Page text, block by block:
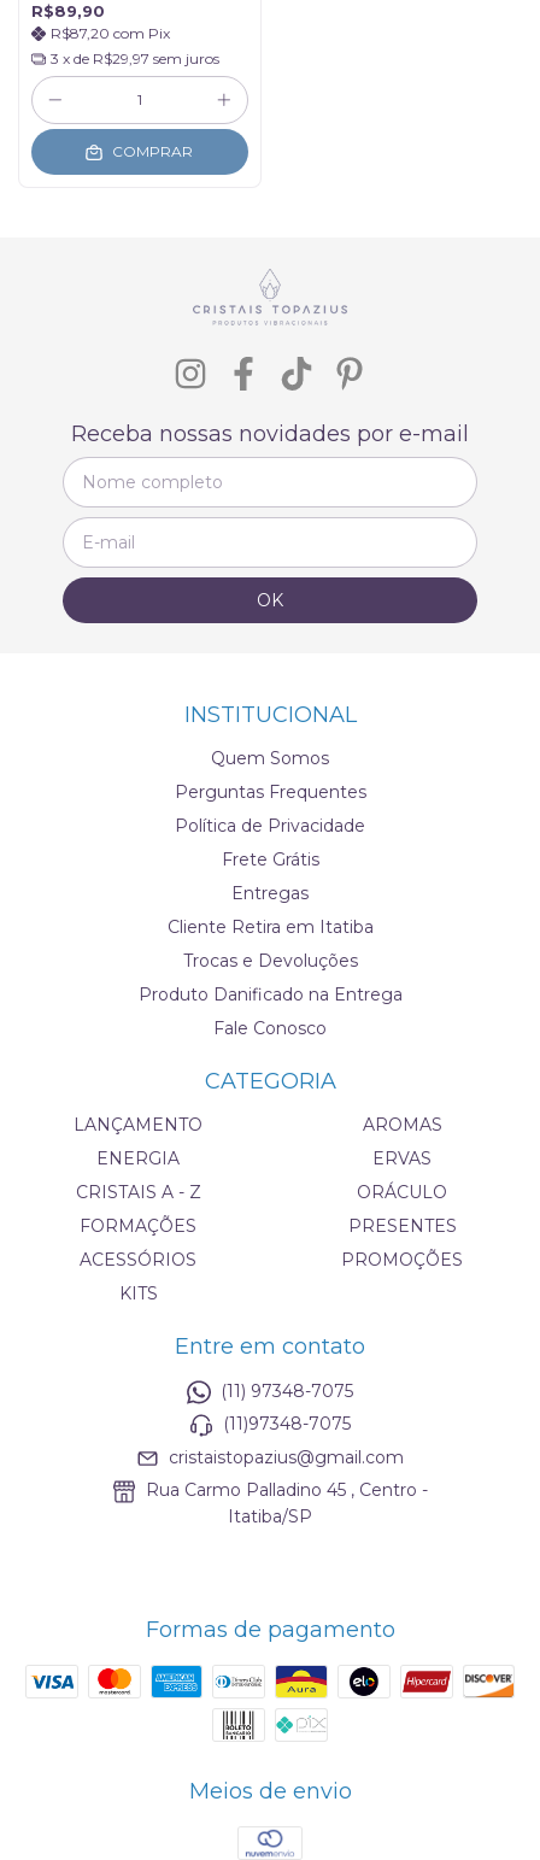
Sagrado Femino
R$89,90
R$87,20 com Pix
3 x de R$29,97 sem juros
COMPRAR
Receba nossas novidades por e-mail
INSTITUCIONAL
Quem Somos
Perguntas Frequentes
Política de Privacidade
Frete Grátis
Entregas
Cliente Retira em Itatiba
Trocas e Devoluções
Produto Danificado na Entrega
Fale Conosco
CATEGORIA
LANÇAMENTO
ENERGIA
CRISTAIS A - Z
FORMAÇÕES
ACESSÓRIOS
KITS
AROMAS
ERVAS
ORÁCULO
PRESENTES
PROMOÇÕES
Entre em contato
(11) 97348-7075
(11)97348-7075
cristaistopazius@gmail.com
Rua Carmo Palladino 45 , Centro -
Itatiba/SP
Formas de pagamento
Meios de envio